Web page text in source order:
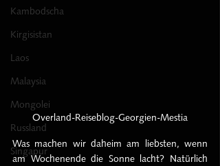
Kambodscha
Kirgisistan
Laos
Malaysia
Mongolei
Russland
Singapur
Overland-Reiseblog-Georgien-Mestia
Was machen wir daheim am liebsten, wenn
am Wochenende die Sonne lacht? Natürlich